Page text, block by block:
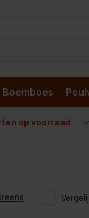
Boemboes
op voorraad